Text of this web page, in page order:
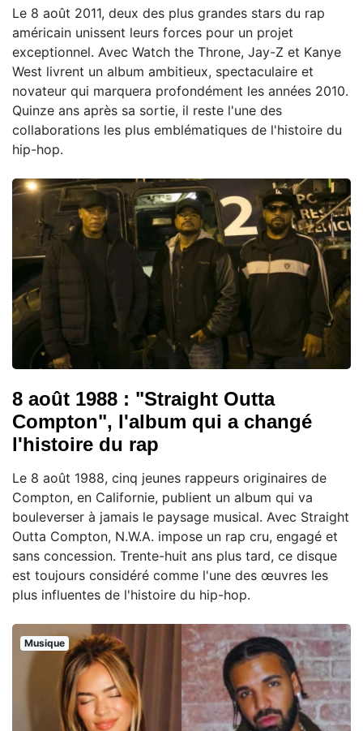
Le 8 août 2011, deux des plus grandes stars du rap
américain unissent leurs forces pour un projet
exceptionnel. Avec Watch the Throne, Jay-Z et Kanye
West livrent un album ambitieux, spectaculaire et
novateur qui marquera profondément les années 2010.
Quinze ans après sa sortie, il reste l'une des
collaborations les plus emblématiques de l'histoire du
hip-hop.
8 août 1988 : "Straight Outta
Compton", l'album qui a changé
l'histoire du rap
Le 8 août 1988, cinq jeunes rappeurs originaires de
Compton, en Californie, publient un album qui va
bouleverser à jamais le paysage musical. Avec Straight
Outta Compton, N.W.A. impose un rap cru, engagé et
sans concession. Trente-huit ans plus tard, ce disque
est toujours considéré comme l'une des œuvres les
plus influentes de l'histoire du hip-hop.
Musique